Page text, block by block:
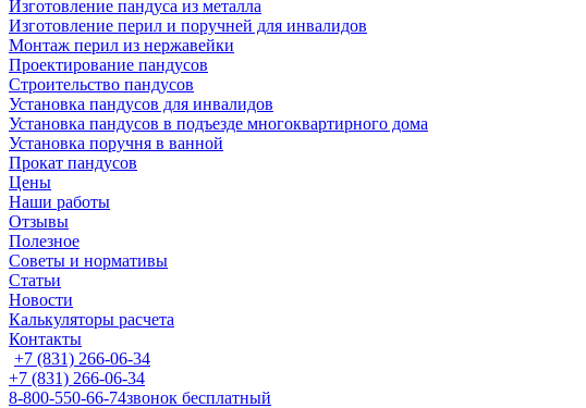
Изготовление пандуса из металла
Изготовление перил и поручней для инвалидов
Монтаж перил из нержавейки
Проектирование пандусов
Строительство пандусов
Установка пандусов для инвалидов
Установка пандусов в подъезде многоквартирного дома
Установка поручня в ванной
Прокат пандусов
Цены
Наши работы
Отзывы
Полезное
Советы и нормативы
Статьи
Новости
Калькуляторы расчета
Контакты
+7 (831) 266-06-34
+7 (831) 266-06-34
8-800-550-66-74звонок бесплатный